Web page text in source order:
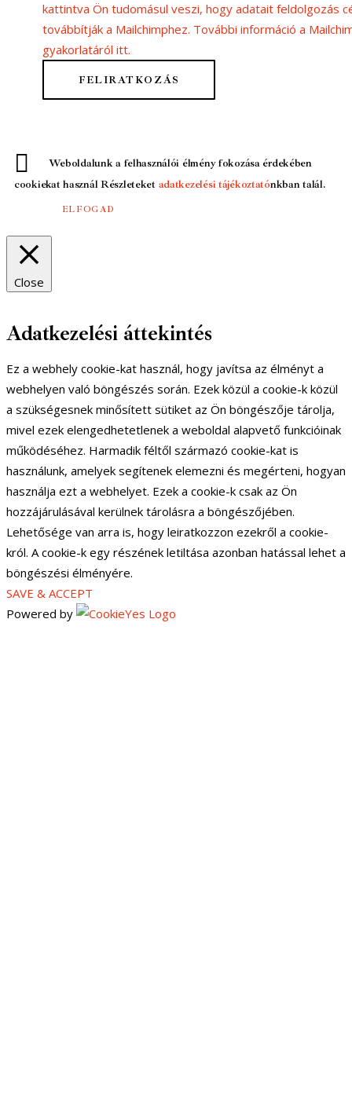
kattintva Ön tudomásul veszi, hogy adatait feldolgozás
továbbítják a Mailchimphez. További információ a
gyakorlatáról itt.
Weboldalunk a felhasználói élmény fokozása érdekében
cookiekat használ Részleteket adatkezelési tájékoztatónkban talál.
ELFOGAD
Close
Adatkezelési áttekintés
Ez a webhely cookie-kat használ, hogy javítsa az élményt a
webhelyen való böngészés során. Ezek közül a cookie-k közül
a szükségesnek minősített sütiket az Ön böngészője tárolja,
mivel ezek elengedhetetlenek a weboldal alapvető funkcióinak
működéséhez. Harmadik féltől származó cookie-kat is
használunk, amelyek segítenek elemezni és megérteni, hogyan
használja ezt a webhelyet. Ezek a cookie-k csak az Ön
hozzájárulásával kerülnek tárolásra a böngészőjében.
Lehetősége van arra is, hogy leiratkozzon ezekről a cookie-
król. A cookie-k egy részének letiltása azonban hatással lehet a
böngészési élményére.
SAVE & ACCEPT
Powered by